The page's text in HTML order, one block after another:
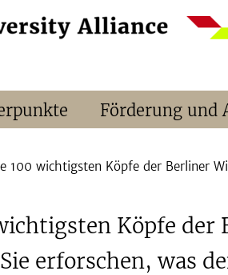
Förderung und
100 wichtigsten Köpfe der Berliner
Köpfe der
erforschen, was